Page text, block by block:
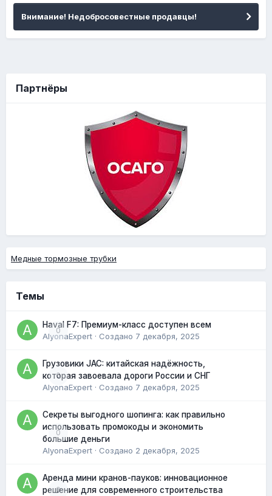
Внимание! Недобросовестные продавцы!
Партнёры
Медные тормозные трубки
Темы
0
Haval F7: Премиум-класс доступен всем
AlyonaExpert · Создано 7 декабря, 2025
0
Грузовики JAC: китайская надёжность,
которая завоевала дороги России и СНГ
AlyonaExpert · Создано 7 декабря, 2025
0
Секреты выгодного шопинга: как правильно
использовать промокоды и экономить
большие деньги
AlyonaExpert · Создано 2 декабря, 2025
0
Аренда мини кранов-пауков: инновационное
решение для современного строительства